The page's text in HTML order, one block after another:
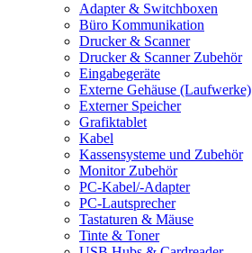
Adapter & Switchboxen
Büro Kommunikation
Drucker & Scanner
Drucker & Scanner Zubehör
Eingabegeräte
Externe Gehäuse (Laufwerke)
Externer Speicher
Grafiktablet
Kabel
Kassensysteme und Zubehör
Monitor Zubehör
PC-Kabel/-Adapter
PC-Lautsprecher
Tastaturen & Mäuse
Tinte & Toner